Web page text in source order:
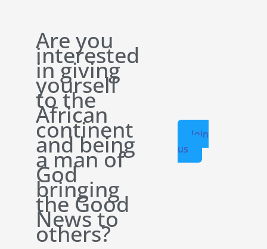
Are you
interested
in giving
yourself
to the
African
continent
and being
a man of
God
bringing
the Good
News to
others?
Join
us